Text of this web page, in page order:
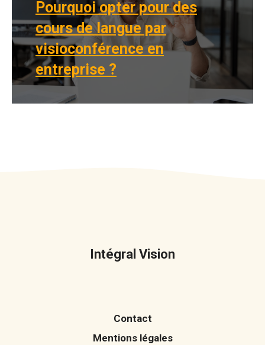
Pourquoi opter pour des
cours de langue par
visioconférence en
entreprise ?
Intégral Vision
Contact
Mentions légales